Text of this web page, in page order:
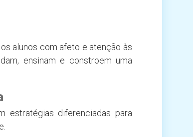
alunos com afeto e atenção às
ensinam e constroem uma
estratégias diferenciadas para